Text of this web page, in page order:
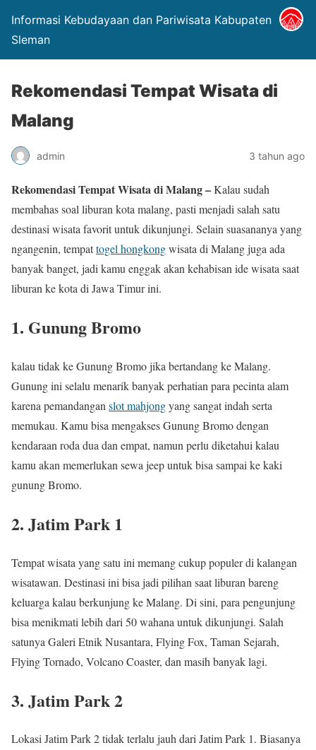
Informasi Kebudayaan dan Pariwisata Kabupaten
Sleman
Rekomendasi Tempat Wisata di
Malang
admin 3 tahun ago
Rekomendasi Tempat Wisata di Malang –Kalau sudah
membahas soal liburan kota malang, pasti menjadi salah satu
destinasi wisata favorit untuk dikunjungi. Selain suasananya yang
ngangenin, tempattogel hongkongwisata di Malang juga ada
banyak banget, jadi kamu enggak akan kehabisan ide wisata saat
liburan ke kota di Jawa Timur ini.
1. Gunung Bromo
kalau tidak ke Gunung Bromo jika bertandang ke Malang.
Gunung ini selalu menarik banyak perhatian para pecinta alam
karena pemandangan slot mahjongyang sangat indah serta
memukau. Kamu bisa mengakses Gunung Bromo dengan
kendaraan roda dua dan empat, namun perlu diketahui kalau
kamu akan memerlukan sewa jeep untuk bisa sampai ke kaki
gunung Bromo.
2. Jatim Park 1
Tempat wisata yang satu ini memang cukup populer di kalangan
wisatawan. Destinasi ini bisa jadi pilihan saat liburan bareng
keluarga kalau berkunjung ke Malang. Di sini, para pengunjung
bisa menikmati lebih dari 50 wahana untuk dikunjungi. Salah
satunya Galeri Etnik Nusantara, Flying Fox, Taman Sejarah,
Flying Tornado, Volcano Coaster, dan masih banyak lagi.
3. Jatim Park 2
Lokasi Jatim Park 2 tidak terlalu jauh dari Jatim Park 1. Biasanya